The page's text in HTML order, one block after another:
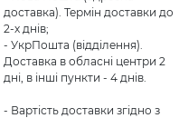
доставка). Термін доставки до
2-х днів;
- УкрПошта (відділення).
Доставка в обласні центри 2
дні, в інші пункти - 4 днів.
- Вартість доставки згідно з